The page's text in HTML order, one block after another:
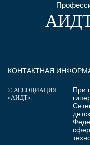
КОНТАКТНАЯ
© АССОЦИАЦИЯ
«АИДТ»:
При